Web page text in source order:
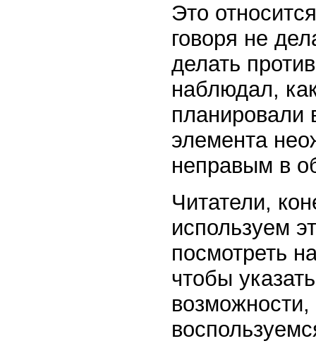
Это
говоря не
делать
наблюдал,
планировали
элемента
неправым в
Читатели,
используем
посмотреть
чтобы